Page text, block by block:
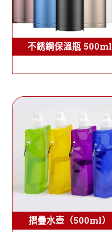
不銹鋼保溫瓶 500ml
摺疊水壺（500ml）